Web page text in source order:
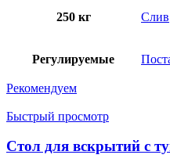
250 кг Слив
Регулируемые
Рекомендуем
Быстрый просмотр
Стол для вскрытий с